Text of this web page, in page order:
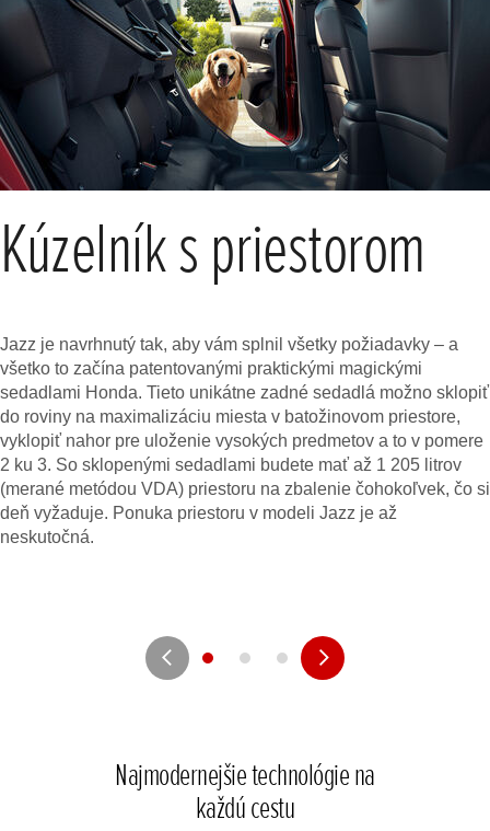
Kúzelník s priestorom
Jazz je navrhnutý tak, aby vám splnil všetky požiadavky – a
všetko to začína patentovanými praktickými magickými
sedadlami Honda. Tieto unikátne zadné sedadlá možno sklopiť
do roviny na maximalizáciu miesta v batožinovom priestore,
vyklopiť nahor pre uloženie vysokých predmetov a to v pomere
2 ku 3. So sklopenými sedadlami budete mať až 1 205 litrov
(merané metódou VDA) priestoru na zbalenie čohokoľvek, čo si
deň vyžaduje. Ponuka priestoru v modeli Jazz je až
neskutočná.
Najmodernejšie technológie na
každú cestu